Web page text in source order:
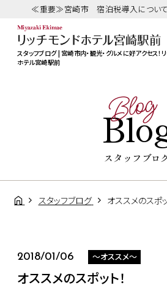
≪重要≫宮崎市 宿泊税導入につい
スタッフブログ | 宮崎市内・観光・グルメに好アクセス！
ホテル宮崎駅前
Blog
スタッフブロ
スタッフブログ オススメのスポッ
2018/01/06 ～オススメ～
オススメのスポット！